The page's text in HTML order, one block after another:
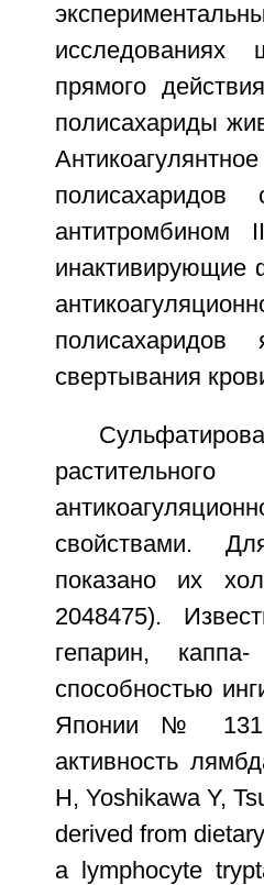
исследованиях
прямого
полисахариды
антитромбином
инактивирующие
свертывания
свойствами.
показано их
2048475).
гепарин,
способностью
Японии №
активность
Н, Yoshikawa Y,
derived from
a lymphocyte